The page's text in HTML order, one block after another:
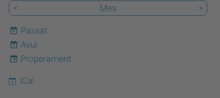
<
Mes >
Passat
9
Avui
Properament
iCal